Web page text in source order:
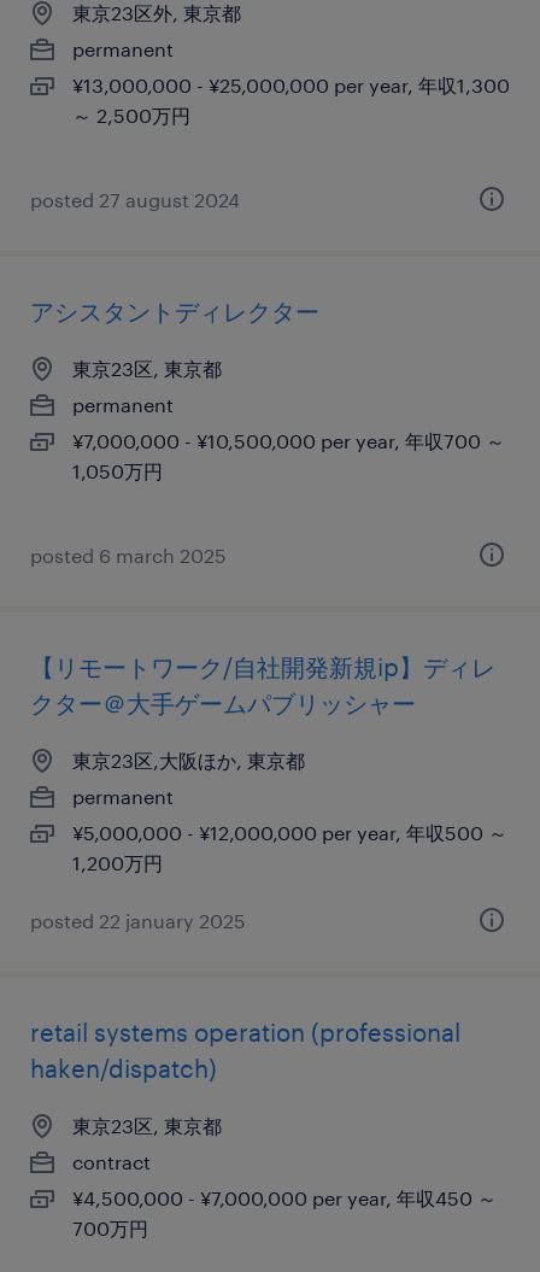
東京23区外, 東京都
permanent
¥13,000,000 - ¥25,000,000 per year, 年収1,300
～ 2,500万円
posted 27 august 2024
アシスタントディレクター
東京23区, 東京都
permanent
¥7,000,000 - ¥10,500,000 per year, 年収700 ～
1,050万円
posted 6 march 2025
【リモートワーク/自社開発新規ip】ディレ
クター＠大手ゲームパブリッシャー
東京23区,大阪ほか, 東京都
permanent
¥5,000,000 - ¥12,000,000 per year, 年収500 ～
1,200万円
posted 22 january 2025
retail systems operation (professional
haken/dispatch)
東京23区, 東京都
contract
¥4,500,000 - ¥7,000,000 per year, 年収450 ～
700万円